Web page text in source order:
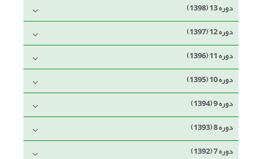
دوره 13 (1398)
دوره 12 (1397)
دوره 11 (1396)
دوره 10 (1395)
دوره 9 (1394)
دوره 8 (1393)
دوره 7 (1392)